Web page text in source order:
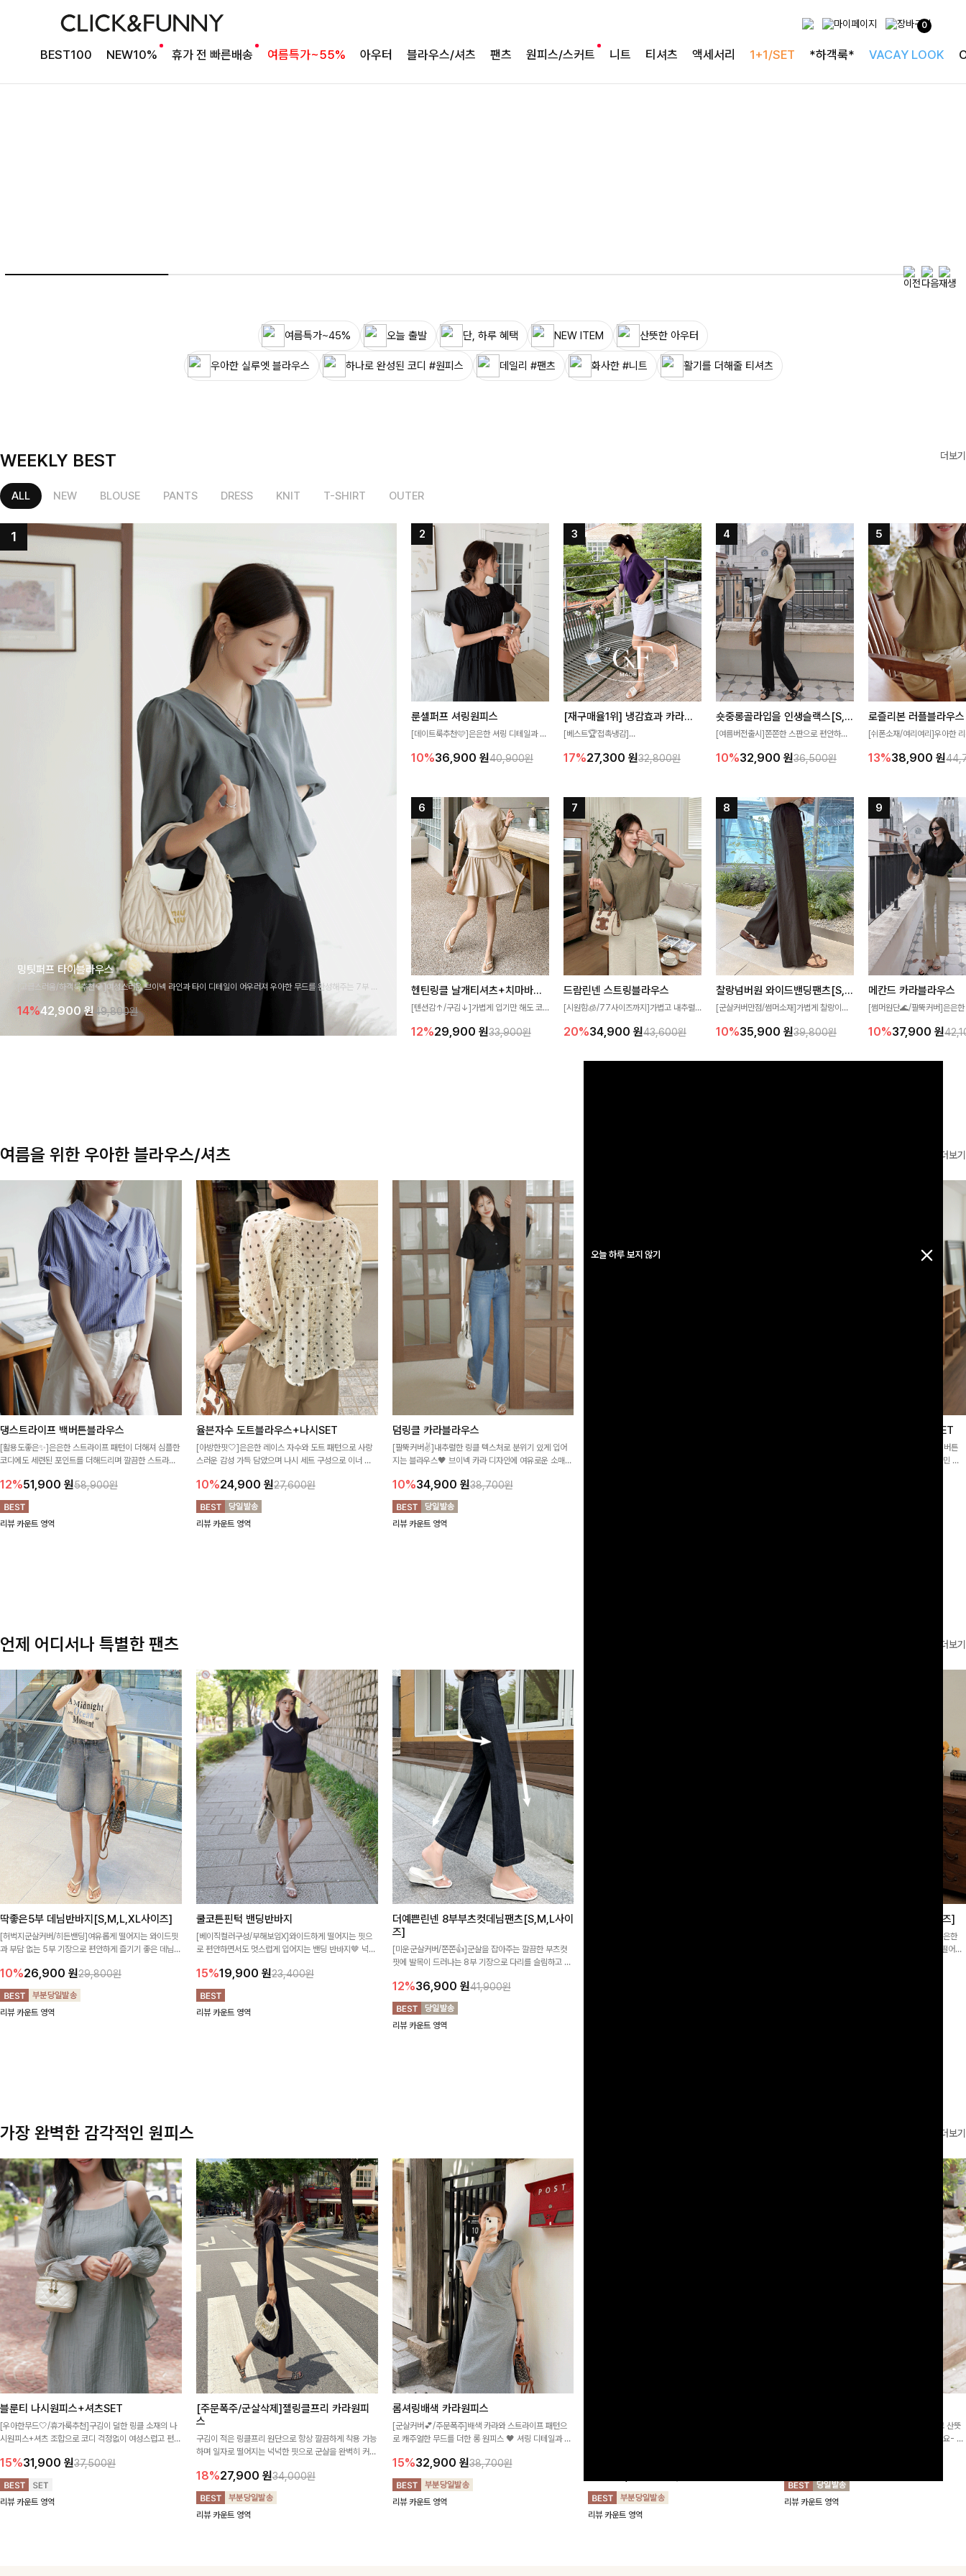
0
BEST100 NEW10% 휴가 전 빠른배송 여름특가~55% 아우터 블라우스/셔츠 팬츠 원피스/스커트 니트 티셔츠 액세서리 1+1/SET *하객룩* VACAY LOOK
오늘 하루 보지 않기
여름의 끝을 완성할
감각적인 원피스
특별한 날을 빛내는
하객룩의 정석
여름특가~45% 오늘 출발 단, 하루 혜택 NEW ITEM 산뜻한 아우터
우아한 실루엣 블라우스 하나로 완성된 코디 #원피스 데일리 #팬츠 화사한 #니트 활기를 더해줄 티셔츠
WEEKLY BEST 더보기
ALL NEW BLOUSE PANTS DRESS KNIT T-SHIRT OUTER
밍팃퍼프 타이블라우스
[고급스러움/하객룩추천💎]여성스러운 브이넥 라인과 타이 디테일이 어우러져 우아한 무드를 완성해주는 7부 블
라우스 🤍 여유로운 7부 소매로 편안하게 착용되며 데일리룩부터 출근룩, 하객룩까지 세련된 스타일링을 연출하
기 좋은 아이템이에요
14%42,900원 49,800원
룬셀퍼프 셔링원피스
[데이트룩추천🩷]은은한 셔링 디테일과 퍼
성해주는 원피스🤍 허리 스모크 밴딩이 슬
즐기기 좋아요
10%36,900 원40,900원
[재구매율1위] 냉감효과 카라니트
[베스트🏆접촉냉감]
고 가벼운 소재감으로 여름에도 시원하게
17%27,300 원32,800원
숏중롱골라입을 인생슬랙스[S,M,L,XL사이즈]
[여름버전출시]쫀쫀한 스판으로 편안하게
숏·기본·롱 기장과 와이드·부츠컷 핏까지 취
10%32,900 원36,500원
로즐리본 러플블라우스
[쉬폰소재/여리여리]우아한
분위기를 더해주는 블라우스
좋아요
13%38,900 원
헨틴링클 날개티셔츠+치마바지SET
[텐션감↑/구김↓]가볍게 입기만 해도 코
게 퍼지는 프릴 날개 소매가 우아한 포인트
12%29,900 원33,900원
드람린넨 스트링블라우스
[시원함🧊/77사이즈까지]가볍고 내추럴
없는 슬릿 카라 디자인이 얼굴선을 더욱 시
20%34,900 원43,600원
찰랑넘버원 와이드밴딩팬츠[S,M,L사이즈]
[군살커버만점/썸머소재]가볍게 찰랑이는
편안하게 착용하실 수 있는 팬츠입니다 🖤
감 있는 착용감을 더해드려요!
10%35,900 원39,800원
메칸드 카라블라우스
[썸머원단🌊/팔뚝커버]은은
세련된 무드를 연출해주는 블
은 베이직한 디자인!
10%37,900 원
여름을 위한 우아한 블라우스/셔츠 더보기
댕스트라이프 백버튼블라우스
[활용도좋은✨]은은한 스트라이프 패턴이 더해져 심플한
코디에도 세련된 포인트를 더해드리며 깔끔한 스트라이
12%51,900 원58,900원
리뷰 카운트 영역
율븐자수 도트블라우스+나시SET
[아방한핏🤍]은은한 레이스 자수와 도트 패턴으로 사랑
스러운 감성 가득 담았으며 나시 세트 구성으로 이너 걱
10%24,900 원27,600원
리뷰 카운트 영역
덤링클 카라블라우스
[팔뚝커버✌]내추럴한 링클 텍스처로 분위기 있게 입어
지는 블라우스🖤 브이넥 카라 디자인에 여유로운 소매핏
10%34,900 원38,700원
리뷰 카운트 영역
제딧레이어드 블라우스+플레어팬츠SET
[완성도높은💗]레이어드한 듯 자연스러운 나시와 버튼
원피스가 함께 구성된 세트 아이템입니다. 코디 고민 없
언제 어디서나 특별한 팬츠 더보기
딱좋은5부 데님반바지[S,M,L,XL사이즈]
[허벅지군살커버/히든밴딩]여유롭게 떨어지는 와이드핏
과 부담 없는 5부 기장으로 편안하게 즐기기 좋은 데님
디한 무드로 연출
10%26,900 원29,800원
리뷰 카운트 영역
쿨코튼핀턱 밴딩반바지
[베이직컬러구성/부해보임X]와이드하게 떨어지는 핏으
로 편안하면서도 멋스럽게 입어지는 밴딩 반바지🤎 넉넉
높게 즐겨지는 아이템!
15%19,900 원23,400원
리뷰 카운트 영역
더예쁜린넨 8부부츠컷데님팬츠[S,M,L사이
즈]
[미운군살커버/쫀쫀👍]군살을 잡아주는 깔끔한 부츠컷
핏에 발목이 드러나는 8부 기장으로 다리를 슬림하고 길
요~!
12%36,900 원41,900원
리뷰 카운트 영역
쿨링버튼 8부와이드팬츠[FREE,L사이즈]
[바스락소재💙/8부기장]사이드 버튼 디테일이 은은한
포인트가 되어주는 와이드 팬츠입니다. 여유롭게 떨어지
가장 완벽한 감각적인 원피스 더보기
블룬티 나시원피스+셔츠SET
[우아한무드🤍/휴가룩추천]구김이 덜한 링클 소재의 나
시원피스+셔츠 조합으로 코디 걱정없이 여성스럽고 편안
15%31,900 원37,500원
리뷰 카운트 영역
[주문폭주/군살삭제]젤링클프리 카라원피
스
구김이 적은 링클프리 원단으로 항상 깔끔하게 착용 가능
하며 일자로 떨어지는 넉넉한 핏으로 군살을 완벽히 커버
18%27,900 원34,000원
리뷰 카운트 영역
롬셔링배색 카라원피스
[군살커버💕/주문폭주]배색 카라와 스트라이프 패턴으
로 캐주얼한 무드를 더한 롱 원피스 🖤 셔링 디테일과 쫀
15%32,900 원38,700원
리뷰 카운트 영역
리뷰 카운트 영역
[청순무드/체형커버]꾸안꾸 무드의 정석🤍 가볍고 산뜻
한 착용감으로 여름 내내 손이 자주 가는 원피스예요- 은
리뷰 카운트 영역